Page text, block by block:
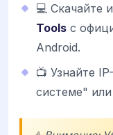
💻 Скачайте
Tools с
Android.
📺 Узнайте
системе"